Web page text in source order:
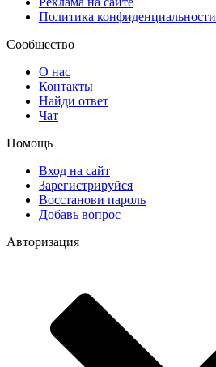
Политика конфиденциальности
Сообщество
О нас
Контакты
Найди ответ
Чат
Помощь
Вход на сайт
Зарегистрируйся
Восстанови пароль
Добавь вопрос
Авторизация